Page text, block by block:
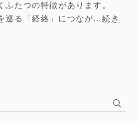
ふたつの特徴があります。
る「経絡」につなが…続き